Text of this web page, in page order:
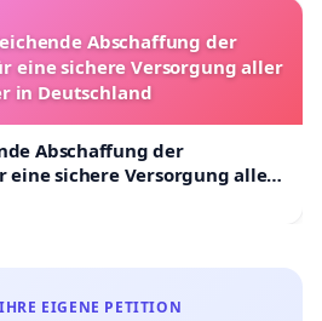
Abschaffung der
eine sichere Versorgung aller
in Deutschland
Abschaffung der
eine sichere Versorgung aller
EIGENE PETITION